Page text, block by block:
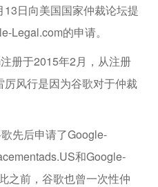
日向美国国家仲裁论坛提
Legal.com的申请。
于2015年2月，从注册
风行是因为谷歌对于仲裁
先后申请了Google-
和Google-
之前，谷歌也曾一次性仲